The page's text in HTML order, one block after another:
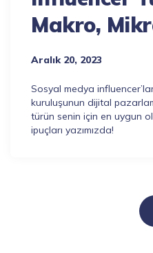
Makro,
Aralık 20, 2023
Sosyal medya
kuruluşunun dijital
türün senin için en uygun
ipuçları yazımızda!